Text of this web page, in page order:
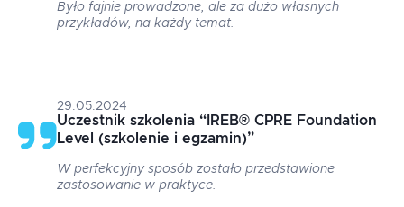
Było fajnie prowadzone, ale za dużo własnych
przykładów, na każdy temat.
29.05.2024
Uczestnik szkolenia “ IREB® CPRE Foundation
Level (szkolenie i egzamin)”
W perfekcyjny sposób zostało przedstawione
zastosowanie w praktyce.